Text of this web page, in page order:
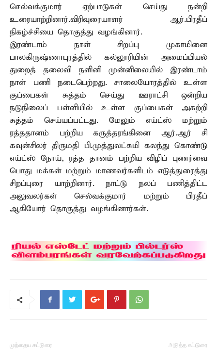
செல்வக்குமார் ஏற்பாடுகள் செய்து நன்றி
உரையாற்றினார்.விரிவுரையாளர் ஆர்.பிரதீப்
நிகழ்ச்சியை தொகுத்து வழங்கினார்.
இரண்டாம் நாள் சிறப்பு முகாமினை
பாலகிருஷ்ணாபுரத்தில் கல்லூரியின் அமைப்பியல்
துறைத் தலைவி நளினி முன்னிலையில் இரண்டாம்
நாள் பணி நடைபெற்றது. சாலையோரத்தில் உள்ள
குப்பைகள் சுத்தம் செய்து ஊராட்சி ஒன்றிய
நடுநிலைப் பள்ளியில் உள்ள குப்பைகள் அகற்றி
சுத்தம் செய்யப்பட்டது. மேலும் எய்ட்ஸ் மற்றும்
ரத்ததானம் பற்றிய கருத்தரங்கினை ஆர்.ஆர் சி
கவுன்சிலர் திருமதி பி.முத்துலட்சுமி கலந்து கொண்டு
எய்ட்ஸ் நோய், ரத்த தானம் பற்றிய விழிப் புணர்வை
பொது மக்கள் மற்றும் மாணவர்களிடம் எடுத்துரைத்து
சிறப்புரை யாற்றினார். நாட்டு நலப் பணித்திட்ட
அலுவலர்கள் செல்வக்குமார் மற்றும் பிரதீப்
ஆகியோர் தொகுத்து வழங்கினார்கள்.
முந்தைய கட்டுரை அடுத்த கட்டுரை